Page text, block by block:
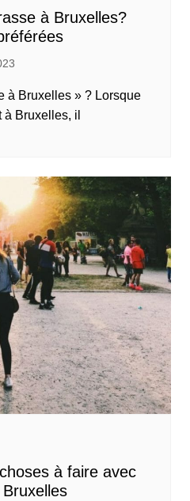
à Bruxelles?
à Bruxelles » ? Lorsque
à Bruxelles, il
à faire avec